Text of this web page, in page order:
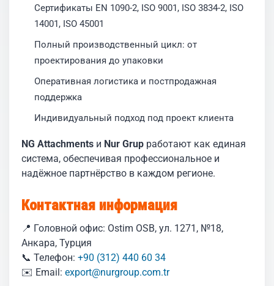
Сертификаты EN 1090-2, ISO 9001, ISO 3834-2, ISO
14001, ISO 45001
Полный производственный цикл: от
проектирования до упаковки
Оперативная логистика и постпродажная
поддержка
Индивидуальный подход под проект клиента
NG Attachments и Nur Grup работают как единая
система, обеспечивая профессиональное и
надёжное партнёрство в каждом регионе.
Контактная информация
📍 Головной офис: Ostim OSB, ул. 1271, №18,
Анкара, Турция
📞 Телефон: +90 (312) 440 60 34
✉️ Email: export@nurgroup.com.tr